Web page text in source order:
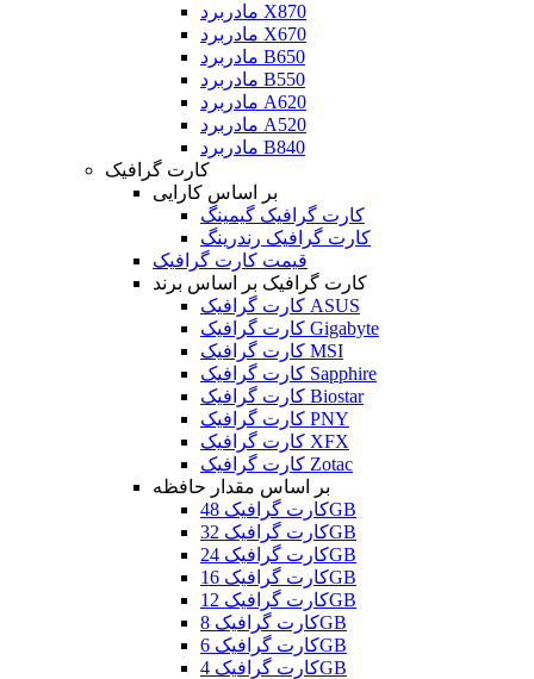
مادربرد X870
مادربرد X670
مادربرد B650
مادربرد B550
مادربرد A620
مادربرد A520
مادربرد B840
کارت گرافیک
بر اساس کارایی
کارت گرافیک گیمینگ
کارت گرافیک رندرینگ
قیمت کارت گرافیک
کارت گرافیک بر اساس برند
کارت گرافیک ASUS
کارت گرافیک Gigabyte
کارت گرافیک MSI
کارت گرافیک Sapphire
کارت گرافیک Biostar
کارت گرافیک PNY
کارت گرافیک XFX
کارت گرافیک Zotac
بر اساس مقدار حافظه
کارت گرافیک 48GB
کارت گرافیک 32GB
کارت گرافیک 24GB
کارت گرافیک 16GB
کارت گرافیک 12GB
کارت گرافیک 8GB
کارت گرافیک 6GB
کارت گرافیک 4GB